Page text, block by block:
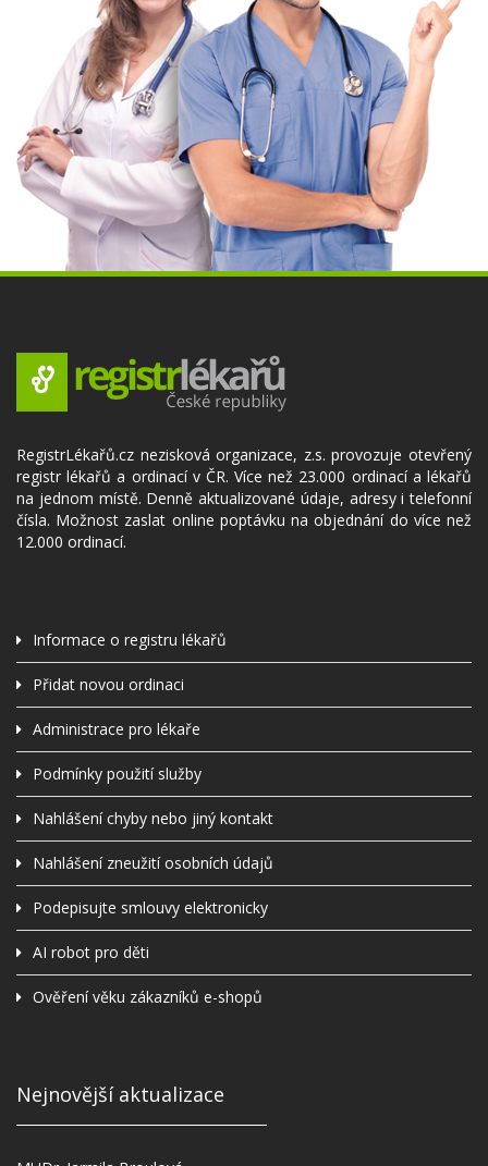
RegistrLékařů.cz nezisková organizace, z.s. provozuje otevřený
registr lékařů a ordinací v ČR. Více než 23.000 ordinací a lékařů
na jednom místě. Denně aktualizované údaje, adresy i telefonní
čísla. Možnost zaslat online poptávku na objednání do více než
12.000 ordinací.
Informace o registru lékařů
Přidat novou ordinaci
Administrace pro lékaře
Podmínky použití služby
Nahlášení chyby nebo jiný kontakt
Nahlášení zneužití osobních údajů
Podepisujte smlouvy elektronicky
AI robot pro děti
Ověření věku zákazníků e-shopů
Nejnovější aktualizace